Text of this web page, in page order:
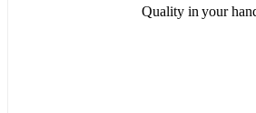
Quality in your